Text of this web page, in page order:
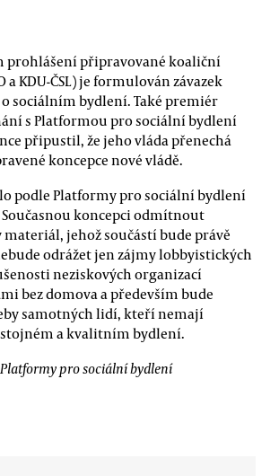
prohlášení připravované koaliční
a KDU-ČSL) je formulován závazek
sociálním bydlení. Také premiér
s Platformou pro sociální bydlení
připustil, že jeho vláda přenechá
koncepce nové vládě.
podle Platformy pro sociální bydlení
koncepci odmítnout
jehož součástí bude právě
odrážet jen zájmy lobbyistických
neziskových organizací
bez domova a především bude
samotných lidí, kteří nemají
a kvalitním bydlení.
pro sociální bydlení